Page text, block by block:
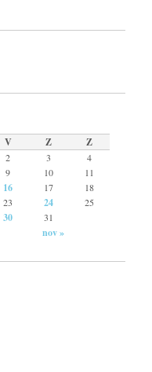
V Z
Z
2 3 4
9 10
11
16 17
18
23 24 25
30 31
nov »